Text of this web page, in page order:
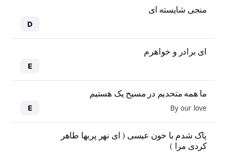
منجی شایسته ای
D
ای برادر و خواهرم
E
ما همه متحدیم در مسیح یک هستیم
By our love
E
پاک شدم با خون عیسی ( ای نهر پربها طاهر
کردی مرا )